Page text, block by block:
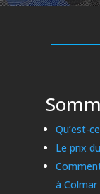
Qu’est-
Le prix
à Colmar